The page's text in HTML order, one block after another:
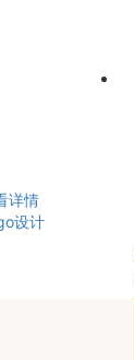
详情
设计